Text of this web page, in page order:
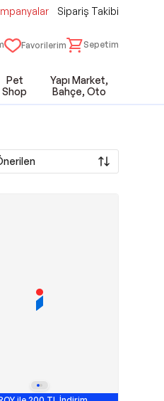
Sipariş Takibi
Favorilerim Sepetim
Pet
Shop
Yapı Market,
Bahçe, Oto